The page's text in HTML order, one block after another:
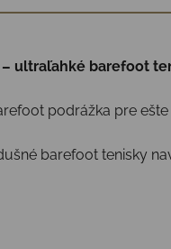
– ultraľahké barefoot
podrážka pre
barefoot tenisky